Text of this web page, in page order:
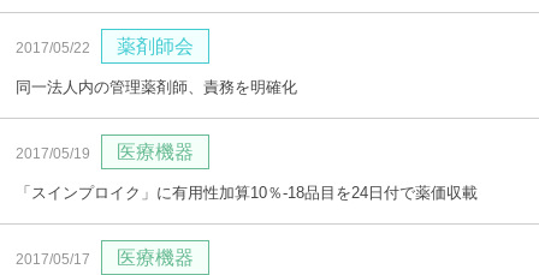
2017/05/22 薬剤師会
同一法人内の管理薬剤師、責務を明確化
2017/05/19 医療機器
「スインプロイク」に有用性加算10％‐18品目を24日付で薬価収載
2017/05/17 医療機器